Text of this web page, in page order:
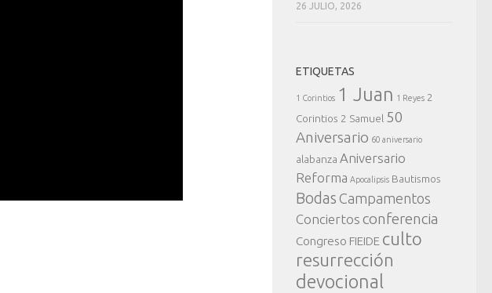
26 JULIO, 2026
ETIQUETAS
1 Corintios 1 Juan 1 Reyes 2
Corintios 2 Samuel 50
Aniversario 60 aniversario
alabanza Aniversario
Reforma Apocalipsis Bautismos
Bodas Campamentos
Conciertos conferencia
Congreso FIEIDE culto
resurrección
devocional